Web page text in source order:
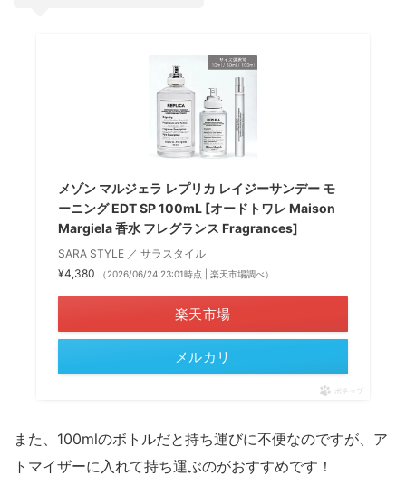
メゾン マルジェラ レプリカ レイジーサンデー モ
ーニング EDT SP 100mL [オードトワレ Maison
Margiela 香水 フレグランス Fragrances]
SARA STYLE ／ サラスタイル
¥4,380
（2026/06/24 23:01時点 | 楽天市場調べ）
楽天市場
メルカリ
ポチップ
また、100mlのボトルだと持ち運びに不便なのですが、ア
トマイザーに入れて持ち運ぶのがおすすめです！